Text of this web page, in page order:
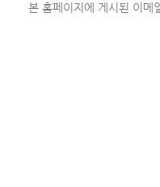
본 홈페이지에 게시된 이메